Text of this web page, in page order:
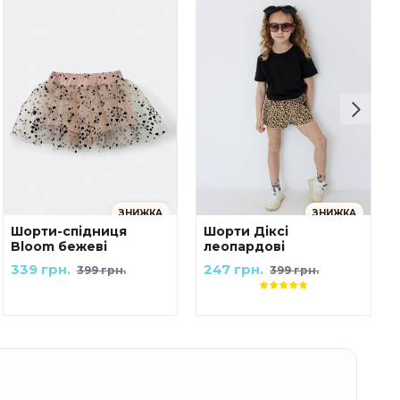
ЗНИЖКА
Шорти-спідниця
Bloom бежеві
399 грн.
339 грн.
ЗНИЖКА
Шорти Діксі
леопардові
399 грн.
247 грн.